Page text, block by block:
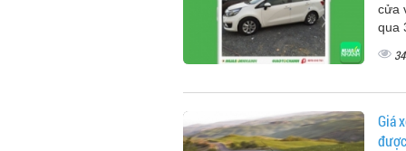
cửa
qua
Giá